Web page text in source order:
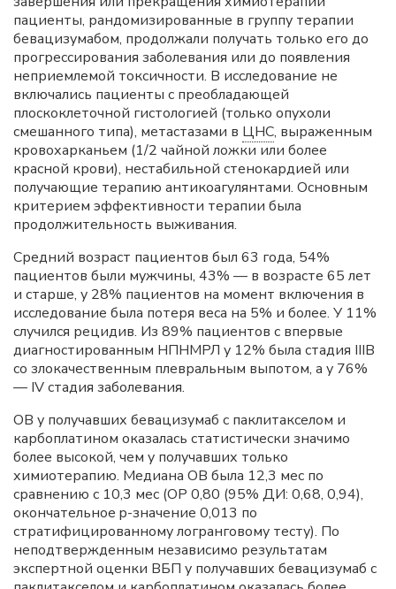
пациенты, рандомизированные в группу терапии
бевацизумабом, продолжали получать только его до
прогрессирования заболевания или до появления
неприемлемой токсичности. В исследование не
включались пациенты с преобладающей
плоскоклеточной гистологией (только опухоли
смешанного типа), метастазами в ЦНС, выраженным
кровохарканьем (1/2 чайной ложки или более
красной крови), нестабильной стенокардией или
получающие терапию антикоагулянтами. Основным
критерием эффективности терапии была
продолжительность выживания.
Средний возраст пациентов был 63 года, 54%
пациентов были мужчины, 43% — в возрасте 65 лет
и старше, у 28% пациентов на момент включения в
исследование была потеря веса на 5% и более. У 11%
случился рецидив. Из 89% пациентов с впервые
диагностированным НПНМРЛ у 12% была стадия IIIB
со злокачественным плевральным выпотом, а у 76%
— IV стадия заболевания.
ОВ у получавших бевацизумаб с паклитакселом и
карбоплатином оказалась статистически значимо
более высокой, чем у получавших только
химиотерапию. Медиана ОВ была 12,3 мес по
сравнению с 10,3 мес (ОР 0,80 (95% ДИ: 0,68, 0,94),
окончательное p-значение 0,013 по
стратифицированному логранговому тесту). По
неподтвержденным независимо результатам
экспертной оценки ВБП у получавших бевацизумаб с